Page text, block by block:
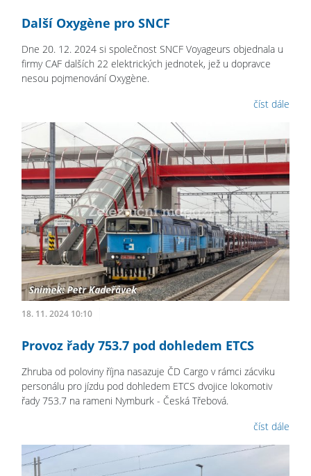
Další Oxygène pro SNCF
Dne 20. 12. 2024 si společnost SNCF Voyageurs objednala u
firmy CAF dalších 22 elektrických jednotek, jež u dopravce
nesou pojmenování Oxygène.
číst dále
18. 11. 2024 10:10
Provoz řady 753.7 pod dohledem ETCS
Zhruba od poloviny října nasazuje ČD Cargo v rámci zácviku
personálu pro jízdu pod dohledem ETCS dvojice lokomotiv
řady 753.7 na rameni Nymburk - Česká Třebová.
číst dále